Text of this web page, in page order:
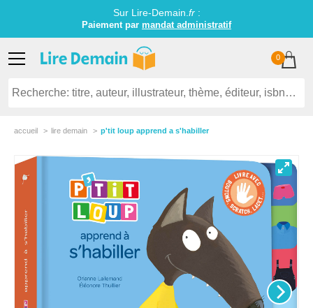
Sur Lire-Demain. fr:
Paiement par mandat administratif
0
accueil lire demain p'tit loup apprend a s'habiller